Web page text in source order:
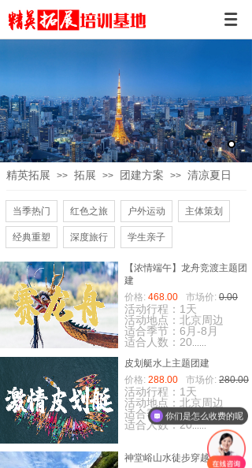
精英拓展 >> 拓展 >> 团建方案 >> 清凉夏日
当季热门 红色之旅 户外运动 主体策划
经典重塑 深度旅行 学生亲子
【浓情端午】龙舟竞渡主题团
建
价格: 468.00 市场价: 0.00
活动行程：1天
活动地点：北京周边
适合季节：6月-8月
适合人数：20
皮划艇水上主题团建
价格: 288.00 市场价: 280.00
活动行程：1天
活动地点：北京周边
适合季节：5月-9月
适合人数：20......
神堂峪山水徒步穿越
你们是怎么收费的呢